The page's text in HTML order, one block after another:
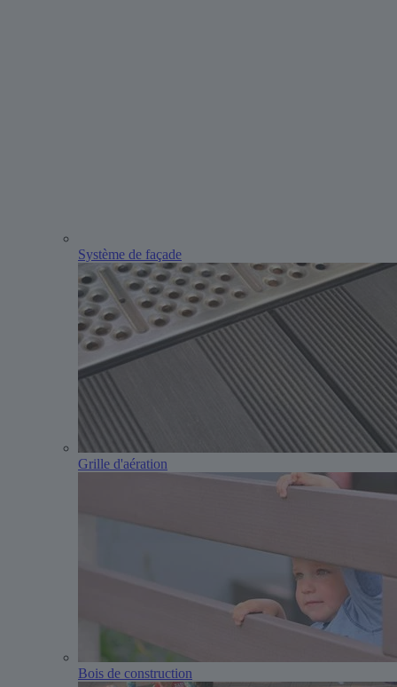
Système de façade
Grille d'aération
Bois de construction